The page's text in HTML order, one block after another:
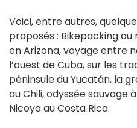
Voici, entre autres,
proposés : Bikepacking
en Arizona, voyage entre
l’ouest de Cuba, sur les
péninsule du Yucatán, la
au Chili, odyssée sauvage
Nicoya au Costa Rica.